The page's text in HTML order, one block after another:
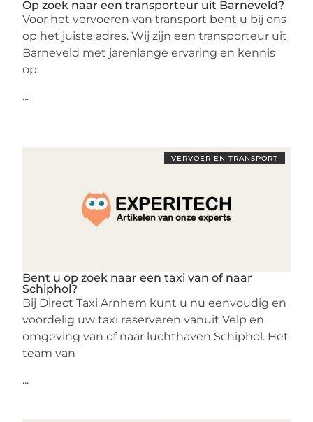
Op zoek naar een transporteur uit Barneveld?
Voor het vervoeren van transport bent u bij ons
op het juiste adres. Wij zijn een transporteur uit
Barneveld met jarenlange ervaring en kennis
op
...
VERVOER EN TRANSPORT
Bent u op zoek naar een taxi van of naar
Schiphol?
Bij Direct Taxi Arnhem kunt u nu eenvoudig en
voordelig uw taxi reserveren vanuit Velp en
omgeving van of naar luchthaven Schiphol. Het
team van
...